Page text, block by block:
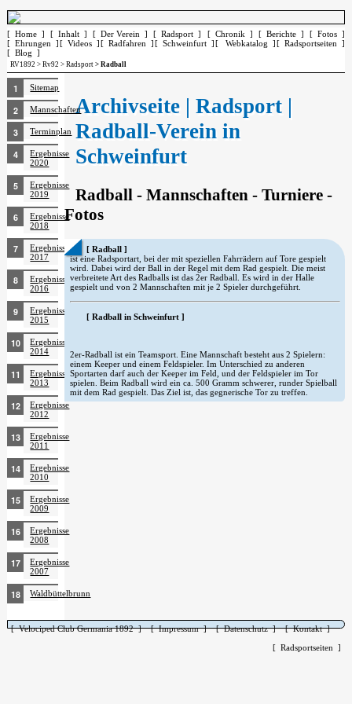
[ Home ] [ Inhalt ] [ Der Verein ] [ Radsport ] [ Chronik ] [ Berichte ]
[ Fotos ]
[ Ehrungen ][ Videos ][ Radfahren ][ Schweinfurt ][ Webkatalog ][ Radsportseiten ]
[ Blog ]
RV1892 >Rv92 >Radsport > Radball
Sitemap
Mannschaften
Terminplan
Ergebnisse
2020
Ergebnisse
2019
Ergebnisse
2018
Ergebnisse
2017
Ergebnisse
2016
Ergebnisse
2015
Ergebnisse
2014
Ergebnisse
2013
Ergebnisse
2012
Ergebnisse
2011
Ergebnisse
2010
Ergebnisse
2009
Ergebnisse
2008
Ergebnisse
2007
Waldbüttelbrunn
Archivseite | Radsport |
Radball-Verein in
Schweinfurt
Radball - Mannschaften - Turniere -
Fotos
[ Radball ]
ist eine Radsportart, bei der mit speziellen Fahrrädern auf Tore gespielt
wird. Dabei wird der Ball in der Regel mit dem Rad gespielt. Die meist
verbreitete Art des Radballs ist das 2er Radball. Es wird in der Halle
gespielt und von 2 Mannschaften mit je 2 Spieler durchgeführt.
[ Radball in Schweinfurt ]
2er-Radball ist ein Teamsport. Eine Mannschaft besteht aus 2 Spielern:
einem Keeper und einem Feldspieler. Im Unterschied zu anderen
Sportarten darf auch der Keeper im Feld, und der Feldspieler im Tor
spielen. Beim Radball wird ein ca. 500 Gramm schwerer, runder Spielball
mit dem Rad gespielt. Das Ziel ist, das gegnerische Tor zu treffen.
[ Velociped Club Germania 1892 ] [ Impressum ] [ Datenschutz ]
[ Kontakt ]
[ Radsportseiten ]